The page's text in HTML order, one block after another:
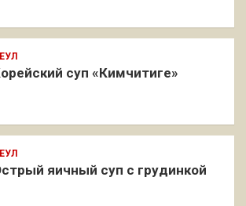
суп «Кимчитиге»
яичный суп с грудинкой